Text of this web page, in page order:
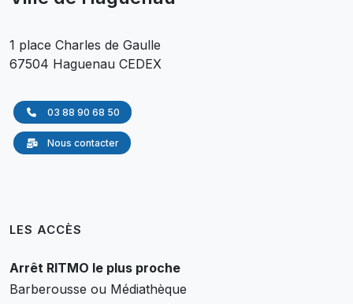
1 place Charles de Gaulle
67504 Haguenau CEDEX
03 88 90 68 50
Nous contacter
LES ACCÈS
Arrêt RITMO le plus proche
Barberousse ou Médiathèque